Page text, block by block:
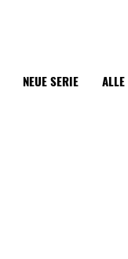
NEUE SERIE